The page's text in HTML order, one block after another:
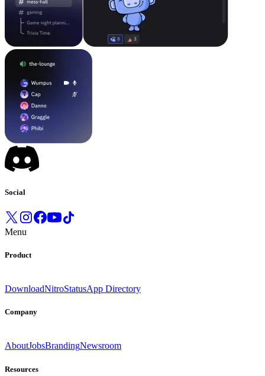
Social
Menu
Product
DownloadNitroStatusApp Directory
Company
AboutJobsBrandingNewsroom
Resources